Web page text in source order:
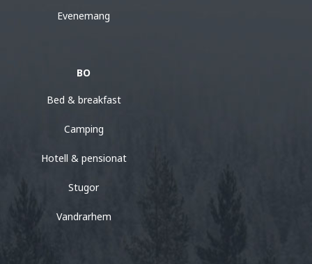
Evenemang
BO
Bed & breakfast
Camping
Hotell & pensionat
Stugor
Vandrarhem